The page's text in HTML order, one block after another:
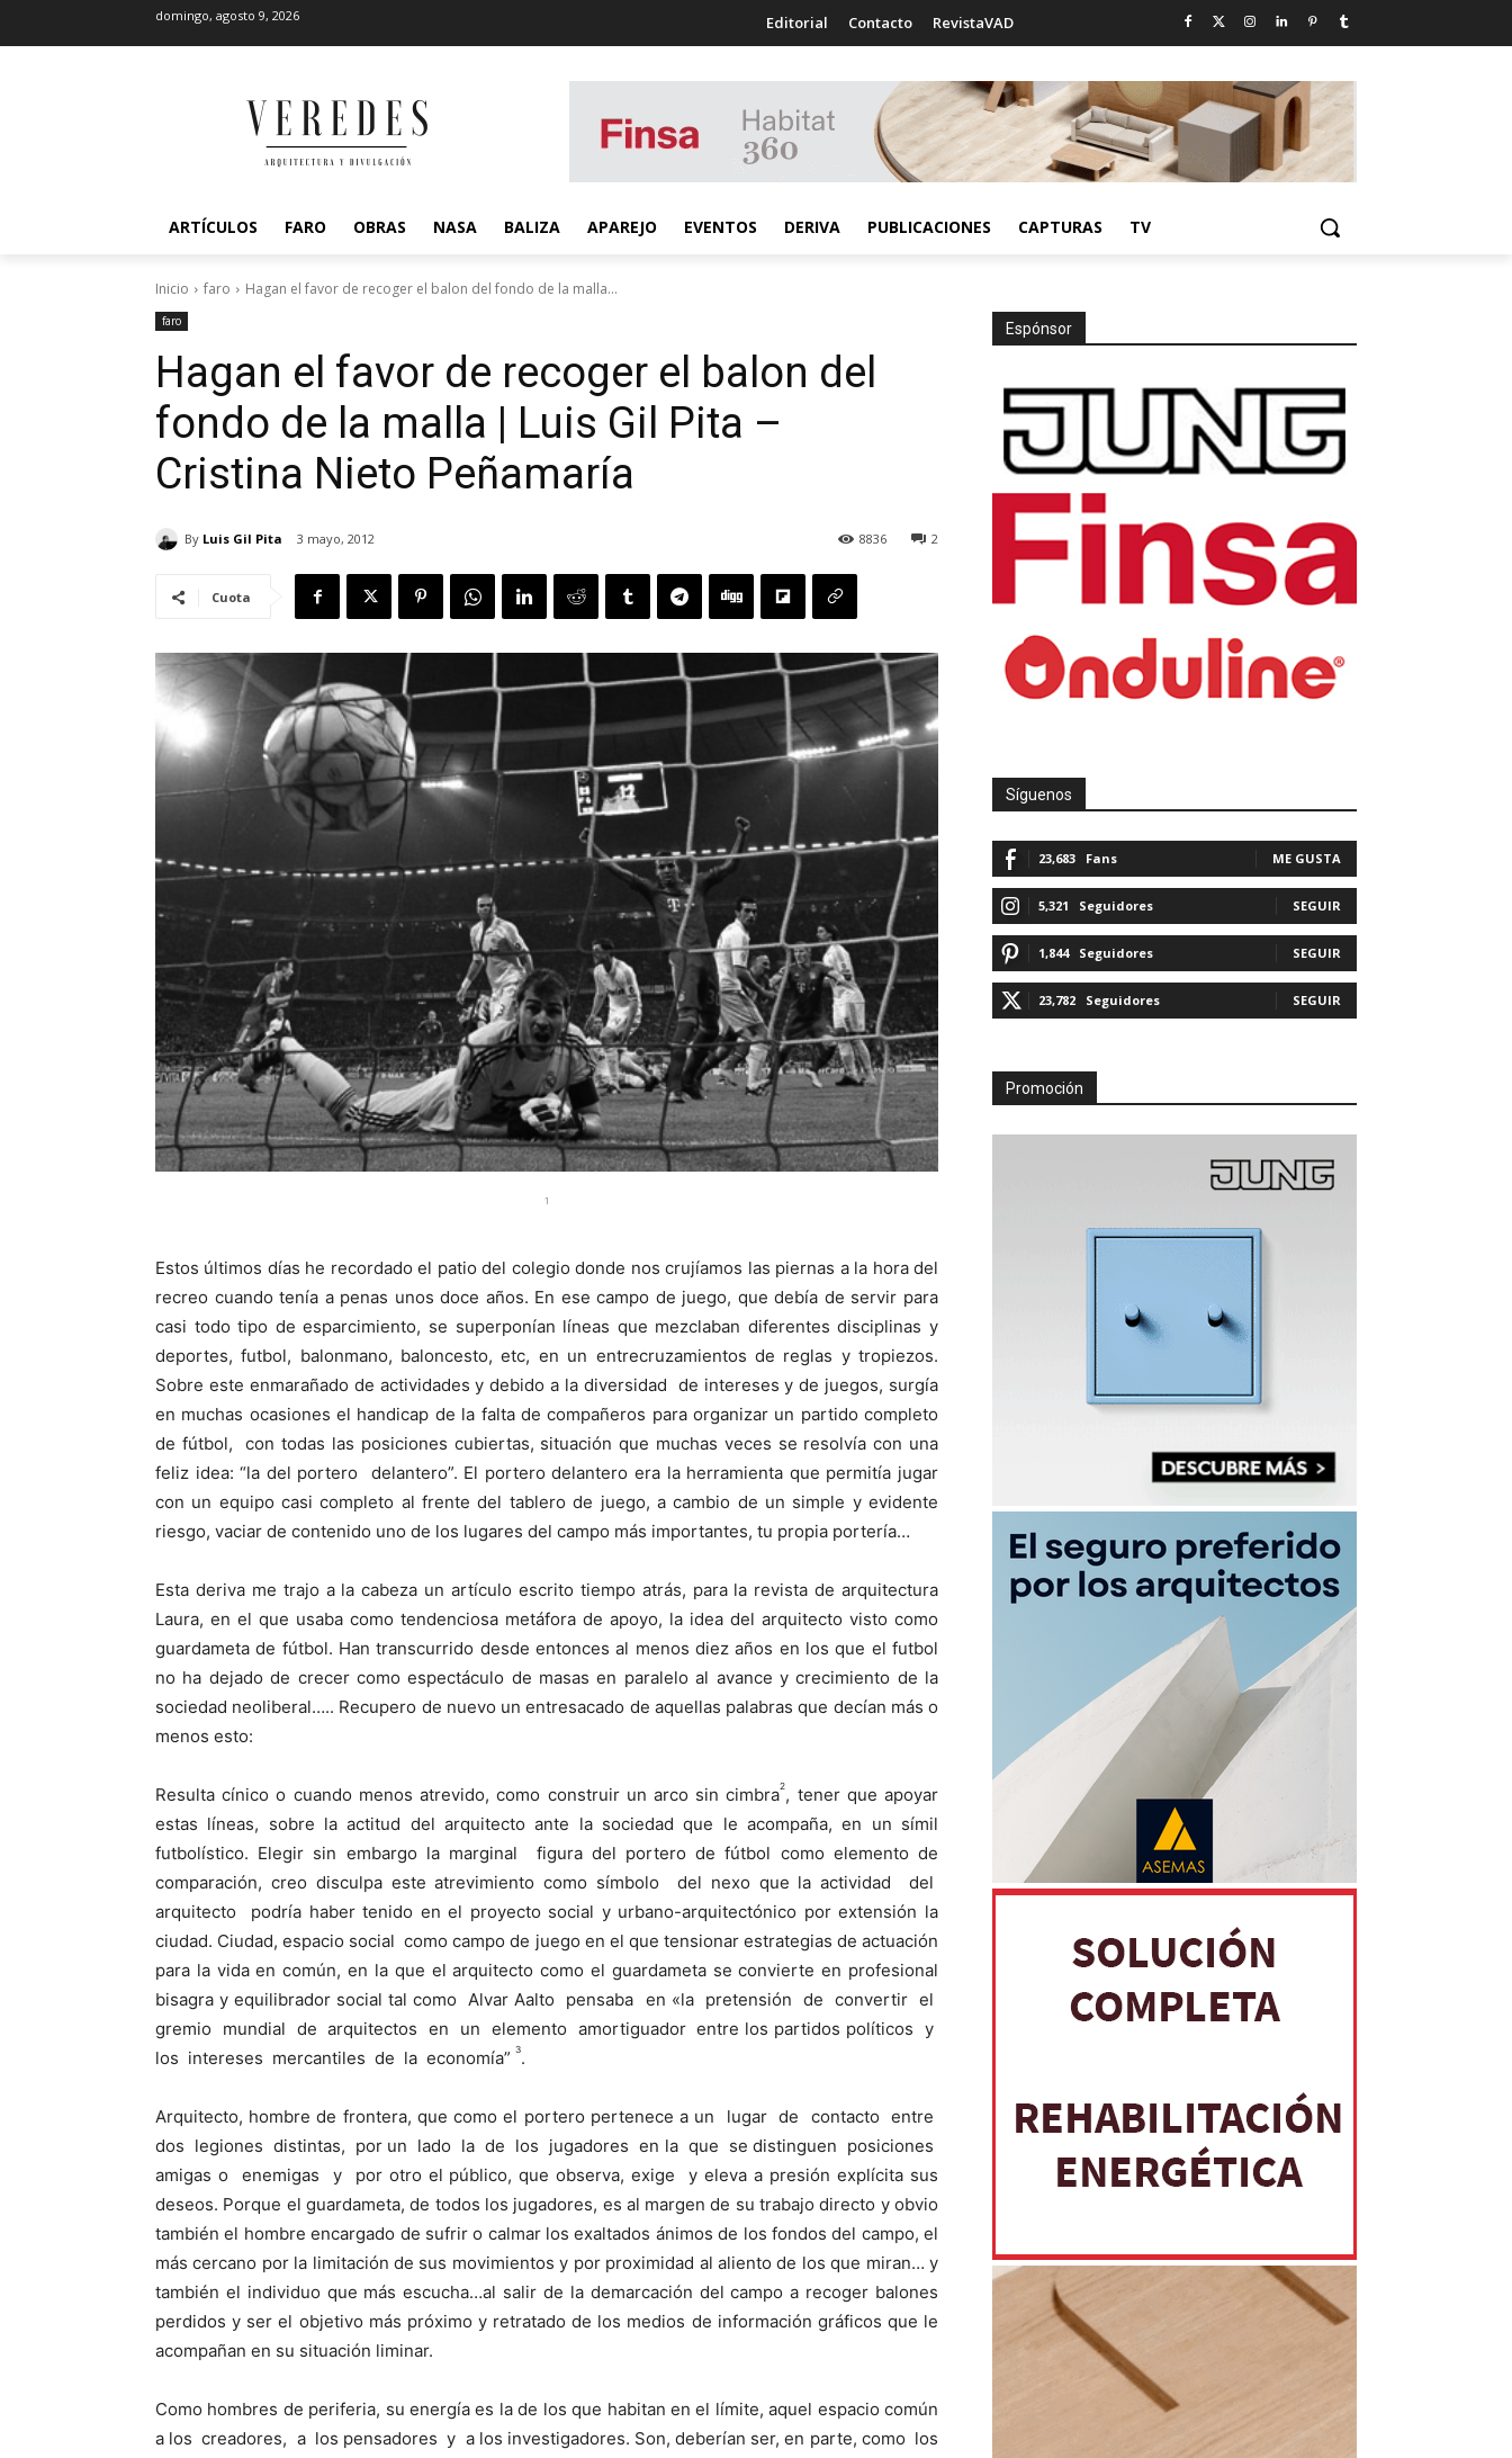
domingo, agosto 9, 2026 Editorial Contacto RevistaVAD
ARTÍCULOS FARO OBRAS NASA BALIZA APAREJO EVENTOS DERIVA PUBLICACIONES CAPTURAS TV
Inicio faro Hagan el favor de recoger el balon del fondo de la malla...
faro
Hagan el favor de recoger el balon del
fondo de la malla | Luis Gil Pita –
Cristina Nieto Peñamaría
By Luis Gil Pita 3 mayo, 2012 2
8836
Cuota
1
Estos últimos días he recordado el patio del colegio donde nos crujíamos las piernas a la hora del
recreo cuando tenía a penas unos doce años. En ese campo de juego, que debía de servir para
casi todo tipo de esparcimiento, se superponían líneas que mezclaban diferentes disciplinas y
deportes, futbol, balonmano, baloncesto, etc, en un entrecruzamientos de reglas y tropiezos.
Sobre este enmarañado de actividades y debido a la diversidad de intereses y de juegos, surgía
en muchas ocasiones el handicap de la falta de compañeros para organizar un partido completo
de fútbol, con todas las posiciones cubiertas, situación que muchas veces se resolvía con una
feliz idea: “la del portero delantero”. El portero delantero era la herramienta que permitía jugar
con un equipo casi completo al frente del tablero de juego, a cambio de un simple y evidente
riesgo, vaciar de contenido uno de los lugares del campo más importantes, tu propia portería…
Esta deriva me trajo a la cabeza un artículo escrito tiempo atrás, para la revista de arquitectura
Laura, en el que usaba como tendenciosa metáfora de apoyo, la idea del arquitecto visto como
guardameta de fútbol. Han transcurrido desde entonces al menos diez años en los que el futbol
no ha dejado de crecer como espectáculo de masas en paralelo al avance y crecimiento de la
sociedad neoliberal….. Recupero de nuevo un entresacado de aquellas palabras que decían más o
menos esto:
Resulta cínico o cuando menos atrevido, como construir un arco sin cimbra2, tener que apoyar
estas líneas, sobre la actitud del arquitecto ante la sociedad que le acompaña, en un símil
futbolístico. Elegir sin embargo la marginal figura del portero de fútbol como elemento de
comparación, creo disculpa este atrevimiento como símbolo del nexo que la actividad del
arquitecto podría haber tenido en el proyecto social y urbano-arquitectónico por extensión la
ciudad. Ciudad, espacio social como campo de juego en el que tensionar estrategias de actuación
para la vida en común, en la que el arquitecto como el guardameta se convierte en profesional
bisagra y equilibrador social tal como Alvar Aalto pensaba en «la pretensión de convertir el
gremio mundial de arquitectos en un elemento amortiguador entre los partidos políticos y
los intereses mercantiles de la economía” 3.
Arquitecto, hombre de frontera, que como el portero pertenece a un lugar de contacto entre
dos legiones distintas, por un lado la de los jugadores en la que se distinguen posiciones
amigas o enemigas y por otro el público, que observa, exige y eleva a presión explícita sus
deseos. Porque el guardameta, de todos los jugadores, es al margen de su trabajo directo y obvio
también el hombre encargado de sufrir o calmar los exaltados ánimos de los fondos del campo, el
más cercano por la limitación de sus movimientos y por proximidad al aliento de los que miran… y
también el individuo que más escucha…al salir de la demarcación del campo a recoger balones
perdidos y ser el objetivo más próximo y retratado de los medios de información gráficos que le
acompañan en su situación liminar.
Como hombres de periferia, su energía es la de los que habitan en el límite, aquel espacio común
a los creadores, a los pensadores y a los investigadores. Son, deberían ser, en parte, como los
Espónsor
Síguenos
23,683 Fans ME GUSTA
5,321 Seguidores SEGUIR
1,844 Seguidores SEGUIR
23,782 Seguidores SEGUIR
Promoción